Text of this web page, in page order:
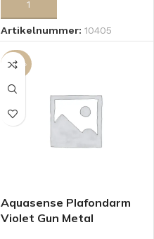
Artikelnummer: 10405
-48%
Aquasense Plafondarm
Violet Gun Metal